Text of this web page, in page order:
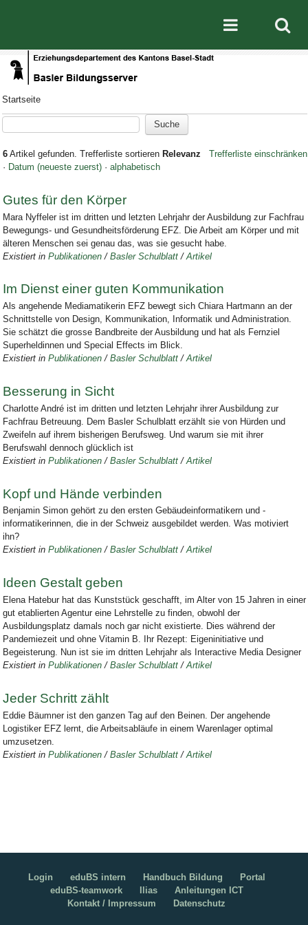
Mobile
Startseite
6 Artikel gefunden. Trefferliste einschränken
Trefferliste sortieren Relevanz
· Datum (neueste zuerst) · alphabetisch
Gutes für den Körper
Mara Nyffeler ist im dritten und letzten Lehrjahr der Ausbildung zur Fachfrau
Bewegungs- und Gesundheitsförderung EFZ. Die Arbeit am Körper und mit
älteren Menschen sei genau das, was sie gesucht habe.
Existiert in Publikationen /Basler Schulblatt /Artikel
Im Dienst einer guten Kommunikation
Als angehende Mediamatikerin EFZ bewegt sich Chiara Hartmann an der
Schnittstelle von Design, Kommunikation, Informatik und Administration.
Sie schätzt die grosse Bandbreite der Ausbildung und hat als Fernziel
Superheldinnen und Special Effects im Blick.
Existiert in Publikationen /Basler Schulblatt /Artikel
Besserung in Sicht
Charlotte André ist im dritten und letzten Lehrjahr ihrer Ausbildung zur
Fachfrau Betreuung. Dem Basler Schulblatt erzählt sie von Hürden und
Zweifeln auf ihrem bisherigen Berufsweg. Und warum sie mit ihrer
Berufswahl dennoch glücklich ist
Existiert in Publikationen /Basler Schulblatt /Artikel
Kopf und Hände verbinden
Benjamin Simon gehört zu den ersten Gebäudeinformatikern und -
informatikerinnen, die in der Schweiz ausgebildet werden. Was motiviert
ihn?
Existiert in Publikationen /Basler Schulblatt /Artikel
Ideen Gestalt geben
Elena Hatebur hat das Kunststück geschafft, im Alter von 15 Jahren in einer
gut etablierten Agentur eine Lehrstelle zu finden, obwohl der
Ausbildungsplatz damals noch gar nicht existierte. Dies während der
Pandemiezeit und ohne Vitamin B. Ihr Rezept: Eigeninitiative und
Begeisterung. Nun ist sie im dritten Lehrjahr als Interactive Media Designer
Existiert in Publikationen /Basler Schulblatt /Artikel
Jeder Schritt zählt
Eddie Bäumner ist den ganzen Tag auf den Beinen. Der angehende
Logistiker EFZ lernt, die Arbeitsabläufe in einem Warenlager optimal
umzusetzen.
Existiert in Publikationen /Basler Schulblatt /Artikel
Login eduBS intern Handbuch Bildung
Portal
eduBS-teamwork
Ilias
Anleitungen ICT
Kontakt / Impressum
Datenschutz